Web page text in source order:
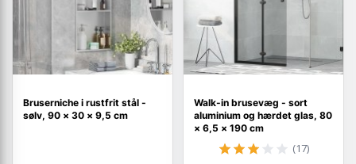
Bruserniche i rustfrit stål -
sølv, 90 × 30 × 9,5 cm
Walk-in brusevæg - sort
aluminium og hærdet glas, 80
× 6,5 × 190 cm
(17)